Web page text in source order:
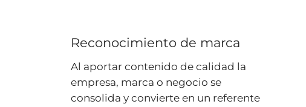
Reconocimiento de marca
Al aportar contenido de calidad la
empresa, marca o negocio se
consolida y convierte en un referente